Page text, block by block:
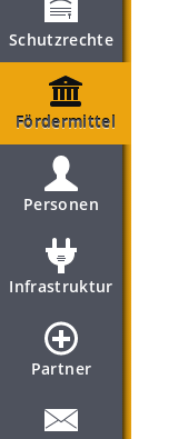
Schutzrechte
Fördermittel
Personen
Infrastruktur
Partner